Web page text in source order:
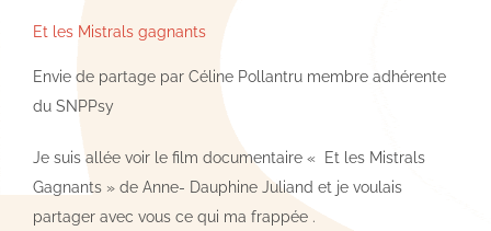
Et les Mistrals gagnants
Envie de partage par Céline Pollantru membre adhérente
du SNPPsy
Je suis allée voir le film documentaire « Et les Mistrals
Gagnants » de Anne- Dauphine Juliand et je voulais
partager avec vous ce qui ma frappée .